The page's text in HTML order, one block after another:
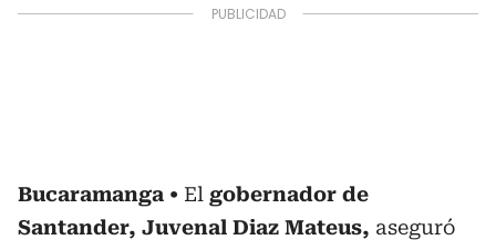
Bucaramanga El gobernador de
Santander, Juvenal Diaz Mateus, aseguró